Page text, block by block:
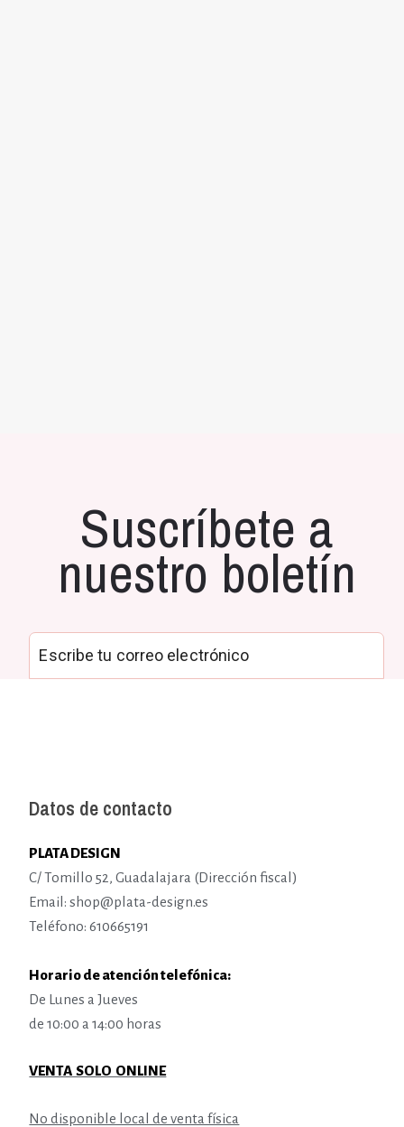
Suscríbete a
nuestro boletín
Datos de contacto
PLATA DESIGN
C/ Tomillo 52, Guadalajara (Dirección fiscal)
Email: shop@plata-design.es
Teléfono: 610665191
Horario de atención telefónica:
De Lunes a Jueves
de 10:00 a 14:00 horas
VENTA SOLO ONLINE
No disponible local de venta física